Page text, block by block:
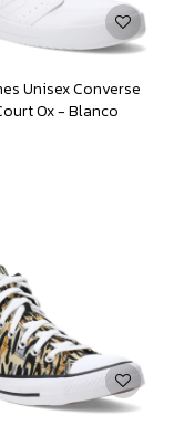
Unisex Converse
Ox - Blanco